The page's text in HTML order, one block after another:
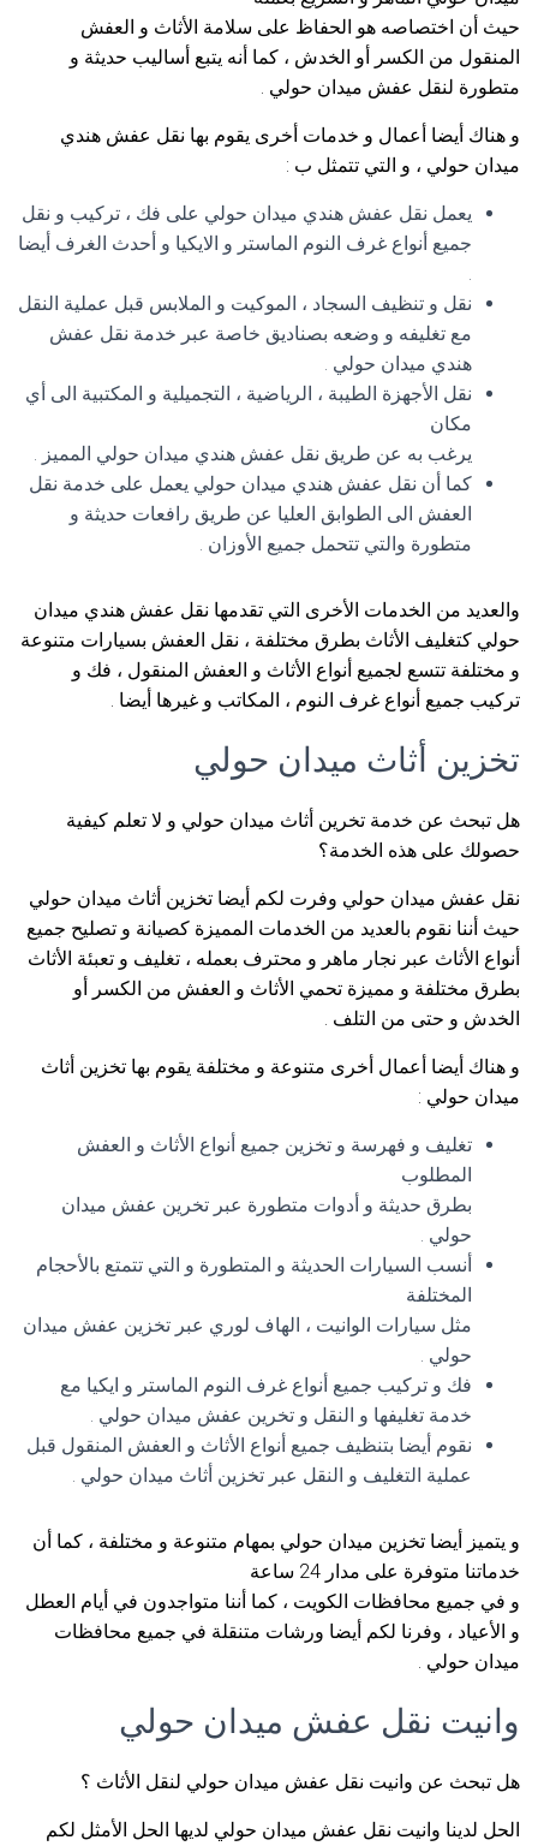
حيث أن اختصاصه هو الحفاظ على سلامة الأثاث و العفش
المنقول من الكسر أو الخدش ، كما أنه يتبع أساليب حديثة و
متطورة لنقل عفش ميدان حولي .
و هناك أيضا أعمال و خدمات أخرى يقوم بها نقل عفش هندي
ميدان حولي ، و التي تتمثل ب :
يعمل نقل عفش هندي ميدان حولي على فك ، تركيب و نقل
جميع أنواع غرف النوم الماستر و الايكيا و أحدث الغرف أيضا
.
نقل و تنظيف السجاد ، الموكيت و الملابس قبل عملية النقل
مع تغليفه و وضعه بصناديق خاصة عبر خدمة نقل عفش
هندي ميدان حولي .
نقل الأجهزة الطيبة ، الرياضية ، التجميلية و المكتبية الى أي
مكان
يرغب به عن طريق نقل عفش هندي ميدان حولي المميز .
كما أن نقل عفش هندي ميدان حولي يعمل على خدمة نقل
العفش الى الطوابق العليا عن طريق رافعات حديثة و
متطورة والتي تتحمل جميع الأوزان .
والعديد من الخدمات الأخرى التي تقدمها نقل عفش هندي ميدان
حولي كتغليف الأثاث بطرق مختلفة ، نقل العفش بسيارات متنوعة
و مختلفة تتسع لجميع أنواع الأثاث و العفش المنقول ، فك و
تركيب جميع أنواع غرف النوم ، المكاتب و غيرها أيضا .
تخزين أثاث ميدان حولي
هل تبحث عن خدمة تخرين أثاث ميدان حولي و لا تعلم كيفية
حصولك على هذه الخدمة؟
نقل عفش ميدان حولي وفرت لكم أيضا تخزين أثاث ميدان حولي
حيث أننا نقوم بالعديد من الخدمات المميزة كصيانة و تصليح جميع
أنواع الأثاث عبر نجار ماهر و محترف بعمله ، تغليف و تعبئة الأثاث
بطرق مختلفة و مميزة تحمي الأثاث و العفش من الكسر أو
الخدش و حتى من التلف .
و هناك أيضا أعمال أخرى متنوعة و مختلفة يقوم بها تخزين أثاث
ميدان حولي :
تغليف و فهرسة و تخزين جميع أنواع الأثاث و العفش
المطلوب
بطرق حديثة و أدوات متطورة عبر تخرين عفش ميدان
حولي .
أنسب السيارات الحديثة و المتطورة و التي تتمتع بالأحجام
المختلفة
مثل سيارات الوانيت ، الهاف لوري عبر تخزين عفش ميدان
حولي .
فك و تركيب جميع أنواع غرف النوم الماستر و ايكيا مع
خدمة تغليفها و النقل و تخرين عفش ميدان حولي .
نقوم أيضا بتنظيف جميع أنواع الأثاث و العفش المنقول قبل
عملية التغليف و النقل عبر تخزين أثاث ميدان حولي .
و يتميز أيضا تخزين ميدان حولي بمهام متنوعة و مختلفة ، كما أن
خدماتنا متوفرة على مدار 24 ساعة
و في جميع محافظات الكويت ، كما أننا متواجدون في أيام العطل
و الأعياد ، وفرنا لكم أيضا ورشات متنقلة في جميع محافظات
ميدان حولي .
وانيت نقل عفش ميدان حولي
هل تبحث عن وانيت نقل عفش ميدان حولي لنقل الأثاث ؟
الحل لدينا وانيت نقل عفش ميدان حولي لديها الحل الأمثل لكم